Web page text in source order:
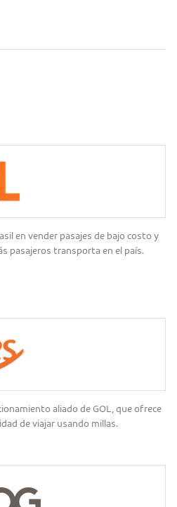
en vender pasajes de bajo costo y
pasajeros transporta en el país.
aliado de GOL, que ofrece
de viajar usando millas.